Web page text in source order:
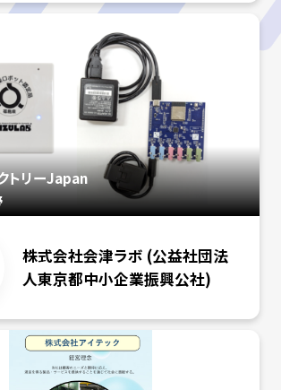
トリーJapan
株式会社会津ラボ (公益社団法
人東京都中小企業振興公社)